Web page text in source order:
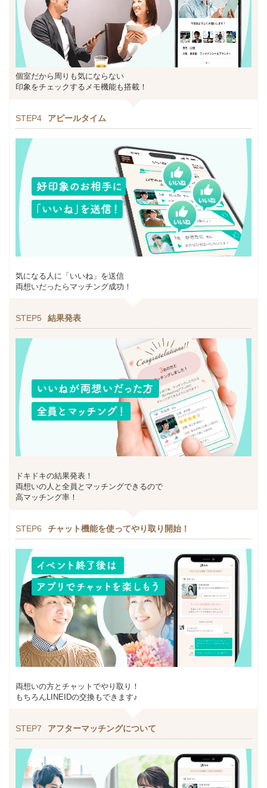
個室だから周りも気にならない
印象をチェックするメモ機能も搭載！
STEP4 アピールタイム
気になる人に「いいね」を送信
両想いだったらマッチング成功！
STEP5 結果発表
ドキドキの結果発表！
両想いの人と全員とマッチングできるので
高マッチング率！
STEP6 チャット機能を使ってやり取り開始！
両想いの方とチャットでやり取り！
もちろんLINEIDの交換もできます♪
STEP7 アフターマッチングについて